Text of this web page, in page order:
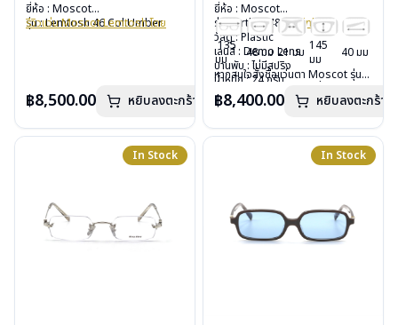
ยี่ห้อ : Moscot
รุ่น : Lemtosh 46 Col.Umber
น้ำหนัก : 33 กรัม
อุปกรณ์ : กล่องแว่น, กล่องกระดาษ,
การรับประกัน : 1 ปี
รีวิวแว่น Moscot Lemtosh โดย
฿8,500.00 หยิบลงตะกร้า
ยี่ห้อ : Moscot
รุ่น : Arthur 48Col.ink
วัสดุ : Plastic
เลนส์ : Demo Lens
บานพับ : ไม่มีสปริง
น้ำหนัก : 24 กรัม
อุปกรณ์ : กล่องแว่น, กล่องกระดาษ,
ผ้าเช็ดแว่น
135
มม
48 มม 21 มม 145
มม
40 มม
หากสนใจสั่งชื้อแว่นตา Moscot รุ่น
กรุณาติดต่อเราคลิก
฿8,400.00 หยิบลงตะกร้า
In Stock In Stock